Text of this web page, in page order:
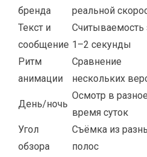
бренда
реальной
Текст и
сообщение
Считываемость
1–2 секунды
Ритм
анимации
Сравнение
нескольких
День/ночь
Осмотр в разное
время суток
Угол
обзора
Съёмка из
полос